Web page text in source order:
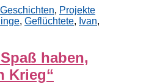
, Projekte
, Geflüchtete, Ivan,
haben,
Krieg“